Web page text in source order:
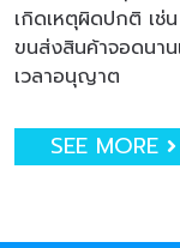
เกิดเหตุผิดปกติ เช่
ขนส่งสินค้าจอดนา
เวลาอนุญาต
SEE MORE